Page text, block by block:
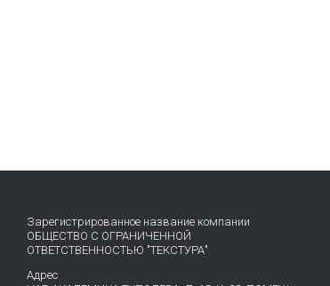
Зарегистрированное название компании
ОБЩЕСТВО С ОГРАНИЧЕННОЙ
ОТВЕТСТВЕННОСТЬЮ "ТЕКСТУРА"
Адрес